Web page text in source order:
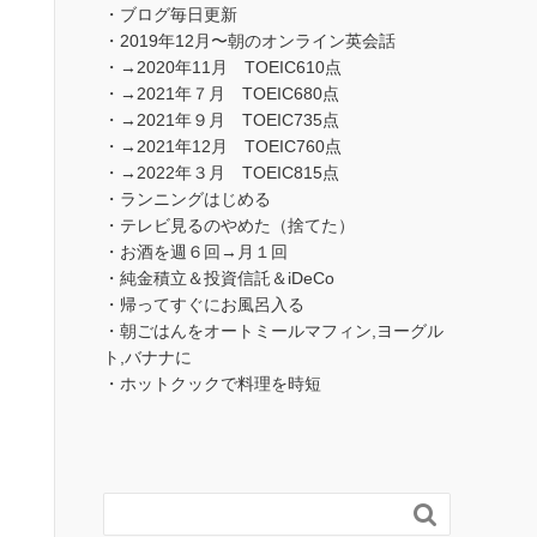
・ブログ毎日更新
・2019年12月〜朝のオンライン英会話
・→2020年11月 TOEIC610点
・→2021年７月 TOEIC680点
・→2021年９月 TOEIC735点
・→2021年12月 TOEIC760点
・→2022年３月 TOEIC815点
・ランニングはじめる
・テレビ見るのやめた（捨てた）
・お酒を週６回→月１回
・純金積立＆投資信託＆iDeCo
・帰ってすぐにお風呂入る
・朝ごはんをオートミールマフィン,ヨーグル
ト,バナナに
・ホットクックで料理を時短
